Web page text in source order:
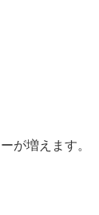
が増えます。